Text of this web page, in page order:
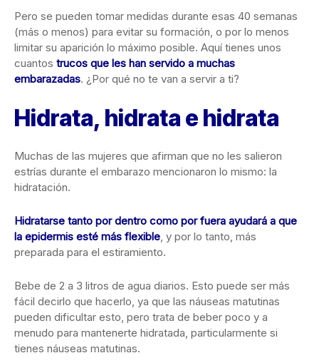
Pero se pueden tomar medidas durante esas 40 semanas
(más o menos) para evitar su formación, o por lo menos
limitar su aparición lo máximo posible. Aquí tienes unos
cuantos trucos que les han servido a muchas
embarazadas. ¿Por qué no te van a servir a ti?
Hidrata, hidrata e hidrata
Muchas de las mujeres que afirman que no les salieron
estrías durante el embarazo mencionaron lo mismo: la
hidratación.
Hidratarse tanto por dentro como por fuera ayudará a que
la epidermis esté más flexible, y por lo tanto, más
preparada para el estiramiento.
Bebe de 2 a 3 litros de agua diarios. Esto puede ser más
fácil decirlo que hacerlo, ya que las náuseas matutinas
pueden dificultar esto, pero trata de beber poco y a
menudo para mantenerte hidratada, particularmente si
tienes náuseas matutinas.